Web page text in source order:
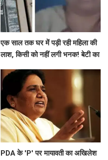
एक साल तक घर में पड़ी रही महिला की
लाश, किसी को नहीं लगी भनक! बेटी का
PDA के 'P' पर मायावती का अखिलेश